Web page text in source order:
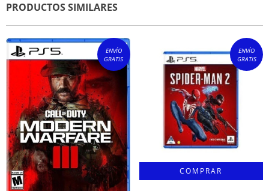
PRODUCTOS SIMILARES
ENVÍO
GRATIS
ENVÍO
GRATIS